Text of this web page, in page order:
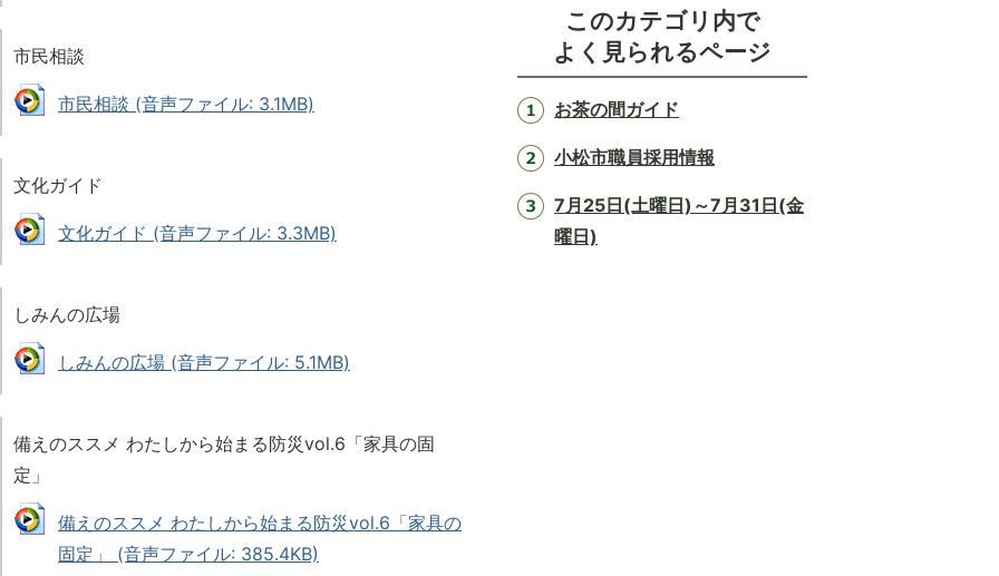
市民相談
市民相談 (音声ファイル: 3.1MB)
文化ガイド
文化ガイド (音声ファイル: 3.3MB)
しみんの広場
しみんの広場 (音声ファイル: 5.1MB)
備えのススメ わたしから始まる防災vol.6「家具の固
定」
備えのススメ わたしから始まる防災vol.6「家具の
固定」 (音声ファイル: 385.4KB)
このカテゴリ内で
よく見られるページ
お茶の間ガイド
小松市職員採用情報
7月25日(土曜日)～7月31日(金
曜日)